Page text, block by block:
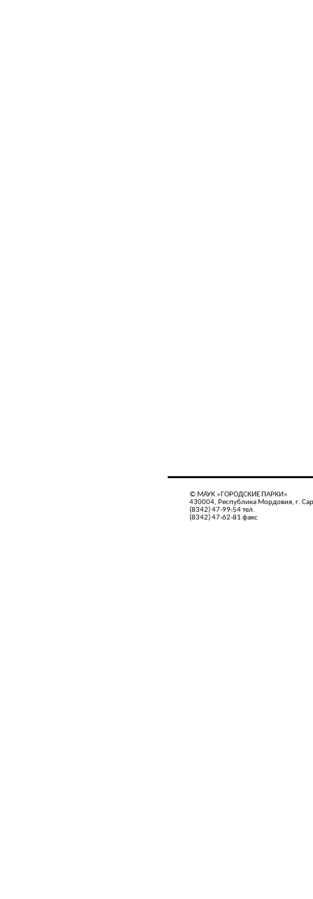
© МАУК «ГОРОДСКИЕ ПАРКИ»
430004, Республика Мордовия, г.
(8342) 47-99-54 тел.
(8342) 47-62-81 факс